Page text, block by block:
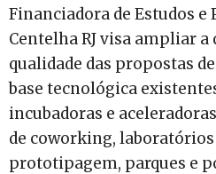
Financiadora de Estudos e
Centelha RJ visa ampliar a
qualidade das propostas
base tecnológica
incubadoras e
de coworking, laboratórios
prototipagem, parques e